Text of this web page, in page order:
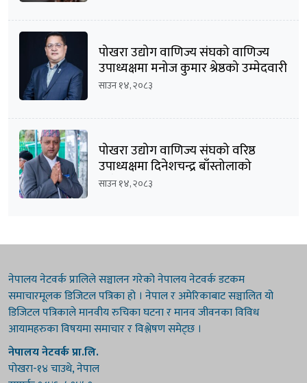
पोखरा उद्योग वाणिज्य संघको वाणिज्य
उपाध्यक्षमा मनोज कुमार श्रेष्ठको उम्मेदवारी
घोषणा
साउन १४, २०८३
पोखरा उद्योग वाणिज्य संघको वरिष्ठ
उपाध्यक्षमा दिनेशचन्द्र बाँस्तोलाको
उम्मेदवारी घोषणा
साउन १४, २०८३
नेपालय नेटवर्क प्रालिले सञ्चालन गरेको नेपालय नेटवर्क डटकम
समाचारमूलक डिजिटल पत्रिका हो । नेपाल र अमेरिकाबाट सञ्चालित यो
डिजिटल पत्रिकाले मानवीय रुचिका घटना र मानव जीवनका विविध
आयामहरुका विषयमा समाचार र विश्लेषण समेट्छ ।
नेपालय नेटवर्क प्रा.लि.
पोखरा-१४ चाउथे, नेपाल